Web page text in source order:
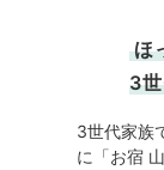
ほ
3
3世代家族
に「お宿